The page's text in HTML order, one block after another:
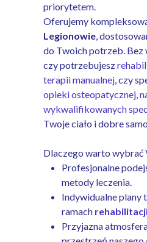
priorytetem.
Oferujemy
Legionowie,
do Twoich potrzeb. Bez
czy potrzebujesz
terapii manualnej, czy
opieki osteopatycznej,
wykwalifikowanych
Twoje ciało i dobre
Dlaczego warto wybrać
Profesjonalne
metody leczenia.
Indywidualne plany
ramach
Przyjazna